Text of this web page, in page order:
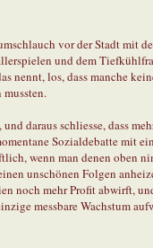
vor der Stadt mit
und dem
nennt, los, dass manche
und daraus schliesse, dass
Sozialdebatte mit
wenn man denen oben
unschönen Folgen
noch mehr Profit abwirft,
messbare Wachstum